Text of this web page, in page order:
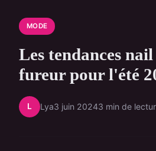
MODE
Les tendances
fureur pour l'été
L Lya3 juin 20243 min de